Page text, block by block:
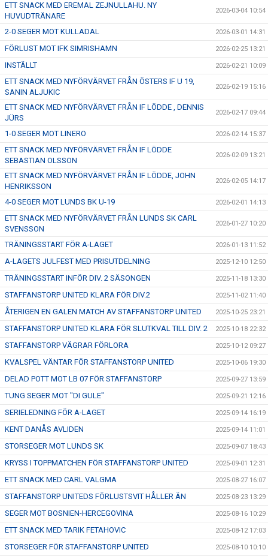
ETT SNACK MED EREMAL ZEJNULLAHU. NY
HUVUDTRÄNARE
2026-03-04 10:54
2-0 SEGER MOT KULLADAL 2026-03-01 14:31
FÖRLUST MOT IFK SIMRISHAMN 2026-02-25 13:21
INSTÄLLT 2026-02-21 10:09
ETT SNACK MED NYFÖRVÄRVET FRÅN ÖSTERS IF U 19,
SANIN ALJUKIC
2026-02-19 15:16
ETT SNACK MED NYFÖRVÄRVET FRÅN IF LÖDDE , DENNIS
JÜRS
2026-02-17 09:44
1-0 SEGER MOT LINERO 2026-02-14 15:37
ETT SNACK MED NYFÖRVÄRVET FRÅN IF LÖDDE
SEBASTIAN OLSSON
2026-02-09 13:21
ETT SNACK MED NYFÖRVÄRVET FRÅN IF LÖDDE, JOHN
HENRIKSSON
2026-02-05 14:17
4-0 SEGER MOT LUNDS BK U-19 2026-02-01 14:13
ETT SNACK MED NYFÖRVÄRVET FRÅN LUNDS SK CARL
SVENSSON
2026-01-27 10:20
TRÄNINGSSTART FÖR A-LAGET 2026-01-13 11:52
A-LAGETS JULFEST MED PRISUTDELNING 2025-12-10 12:50
TRÄNINGSSTART INFÖR DIV. 2 SÄSONGEN 2025-11-18 13:30
STAFFANSTORP UNITED KLARA FÖR DIV.2 2025-11-02 11:40
ÅTERIGEN EN GALEN MATCH AV STAFFANSTORP UNITED 2025-10-25 23:21
STAFFANSTORP UNITED KLARA FÖR SLUTKVAL TILL DIV. 2 2025-10-18 22:32
STAFFANSTORP VÄGRAR FÖRLORA 2025-10-12 09:27
KVALSPEL VÄNTAR FÖR STAFFANSTORP UNITED 2025-10-06 19:30
DELAD POTT MOT LB 07 FÖR STAFFANSTORP 2025-09-27 13:59
TUNG SEGER MOT "DI GULE" 2025-09-21 12:16
SERIELEDNING FÖR A-LAGET 2025-09-14 16:19
KENT DANÅS AVLIDEN 2025-09-14 11:01
STORSEGER MOT LUNDS SK 2025-09-07 18:43
KRYSS I TOPPMATCHEN FÖR STAFFANSTORP UNITED 2025-09-01 12:31
ETT SNACK MED CARL VALGMA 2025-08-27 16:07
STAFFANSTORP UNITEDS FÖRLUSTSVIT HÅLLER ÄN 2025-08-23 13:29
SEGER MOT BOSNIEN-HERCEGOVINA 2025-08-16 10:29
ETT SNACK MED TARIK FETAHOVIC 2025-08-12 17:03
STORSEGER FÖR STAFFANSTORP UNITED 2025-08-10 10:10